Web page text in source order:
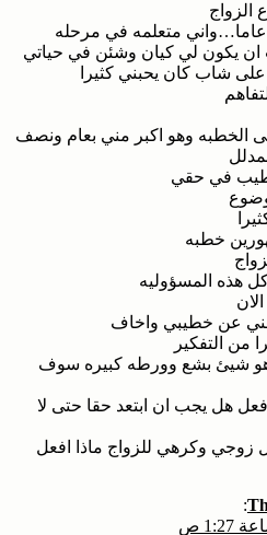
الزواج
اناشابه ابلغ من العمر٢٣ عاما…واني متعلمه في مرحله
ان يكون لي كيان وشئن في حياتي
شاب كان يحبني كثيرا
الخطبه وهو اكبر مني بعام ونصف
في حقي
خطبه
هذه المسؤوليه
عن خطيبي واخاف
من التفكير
شيئ بشع وورطه كبيره سوف
هل يجب ان ابتعد حقا حتى لا
زوجي وكرهي للزواج ماذا افعل
: